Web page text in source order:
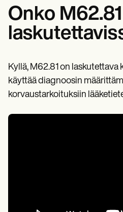
Login
Get started
Onko M62.81
Kyllä, M62.81 on laskutettava
käyttää diagnoosin
korvaustarkoituksiin